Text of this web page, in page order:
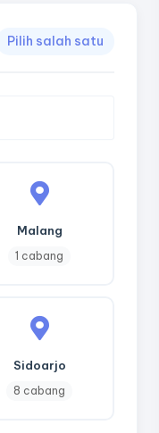
Pilih salah satu
Malang
1 cabang
Sidoarjo
8 cabang